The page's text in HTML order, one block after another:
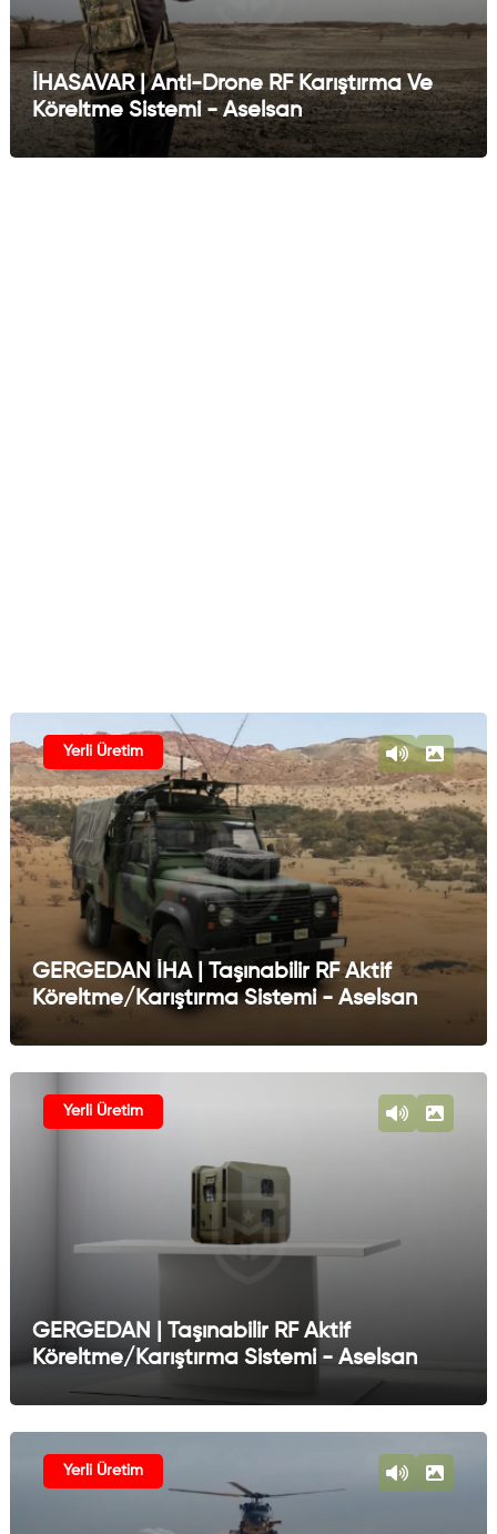
İHASAVAR | Anti-Drone RF Karıştırma Ve
Köreltme Sistemi - Aselsan
Yerli Üretim
GERGEDAN İHA | Taşınabilir RF Aktif
Köreltme/Karıştırma Sistemi - Aselsan
Yerli Üretim
GERGEDAN | Taşınabilir RF Aktif
Köreltme/Karıştırma Sistemi - Aselsan
Yerli Üretim